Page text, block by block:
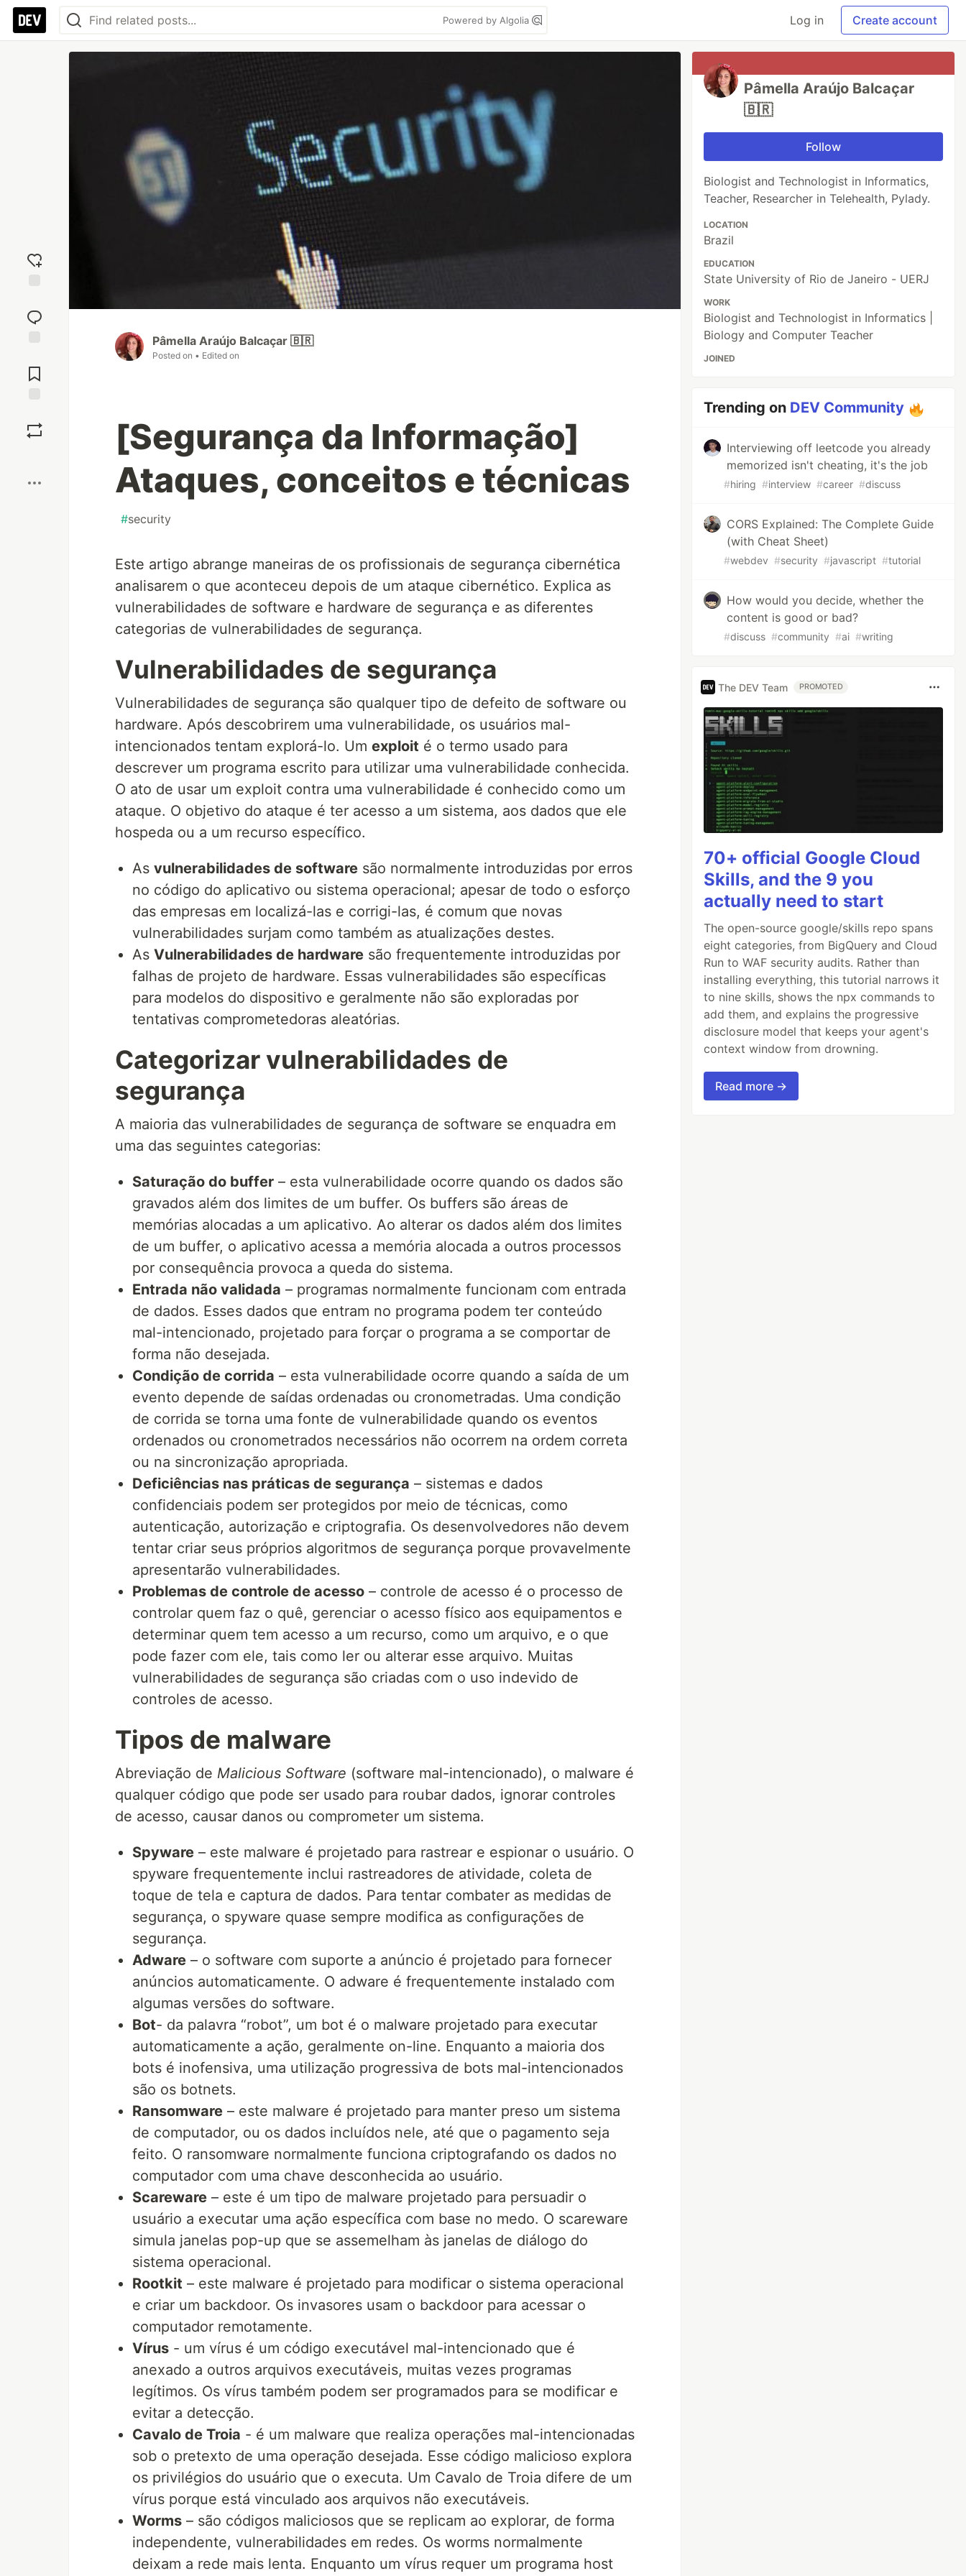
Powered by Algolia Log in Create account
reaction
Comments
Pâmella Araújo Balcaçar 🇧🇷
Posted on • Edited on
[Segurança da Informação]
Ataques, conceitos e técnicas
#security
Este artigo abrange maneiras de os profissionais de segurança cibernética
analisarem o que aconteceu depois de um ataque cibernético. Explica as
vulnerabilidades de software e hardware de segurança e as diferentes
categorias de vulnerabilidades de segurança.
Vulnerabilidades de segurança
Vulnerabilidades de segurança são qualquer tipo de defeito de software ou
hardware. Após descobrirem uma vulnerabilidade, os usuários mal-
intencionados tentam explorá-lo. Um exploit é o termo usado para
descrever um programa escrito para utilizar uma vulnerabilidade conhecida.
O ato de usar um exploit contra uma vulnerabilidade é conhecido como um
ataque. O objetivo do ataque é ter acesso a um sistema, aos dados que ele
hospeda ou a um recurso específico.
As vulnerabilidades de software são normalmente introduzidas por erros
no código do aplicativo ou sistema operacional; apesar de todo o esforço
das empresas em localizá-las e corrigi-las, é comum que novas
vulnerabilidades surjam como também as atualizações destes.
As Vulnerabilidades de hardware são frequentemente introduzidas por
falhas de projeto de hardware. Essas vulnerabilidades são específicas
para modelos do dispositivo e geralmente não são exploradas por
tentativas comprometedoras aleatórias.
Categorizar vulnerabilidades de
segurança
A maioria das vulnerabilidades de segurança de software se enquadra em
uma das seguintes categorias:
Saturação do buffer – esta vulnerabilidade ocorre quando os dados são
gravados além dos limites de um buffer. Os buffers são áreas de
memórias alocadas a um aplicativo. Ao alterar os dados além dos limites
de um buffer, o aplicativo acessa a memória alocada a outros processos
por consequência provoca a queda do sistema.
Entrada não validada – programas normalmente funcionam com entrada
de dados. Esses dados que entram no programa podem ter conteúdo
mal-intencionado, projetado para forçar o programa a se comportar de
forma não desejada.
Condição de corrida – esta vulnerabilidade ocorre quando a saída de um
evento depende de saídas ordenadas ou cronometradas. Uma condição
de corrida se torna uma fonte de vulnerabilidade quando os eventos
ordenados ou cronometrados necessários não ocorrem na ordem correta
ou na sincronização apropriada.
Deficiências nas práticas de segurança – sistemas e dados
confidenciais podem ser protegidos por meio de técnicas, como
autenticação, autorização e criptografia. Os desenvolvedores não devem
tentar criar seus próprios algoritmos de segurança porque provavelmente
apresentarão vulnerabilidades.
Problemas de controle de acesso – controle de acesso é o processo de
controlar quem faz o quê, gerenciar o acesso físico aos equipamentos e
determinar quem tem acesso a um recurso, como um arquivo, e o que
pode fazer com ele, tais como ler ou alterar esse arquivo. Muitas
vulnerabilidades de segurança são criadas com o uso indevido de
controles de acesso.
Tipos de malware
Abreviação de Malicious Software (software mal-intencionado), o malware é
qualquer código que pode ser usado para roubar dados, ignorar controles
de acesso, causar danos ou comprometer um sistema.
Spyware – este malware é projetado para rastrear e espionar o usuário. O
spyware frequentemente inclui rastreadores de atividade, coleta de
toque de tela e captura de dados. Para tentar combater as medidas de
segurança, o spyware quase sempre modifica as configurações de
segurança.
Adware – o software com suporte a anúncio é projetado para fornecer
anúncios automaticamente. O adware é frequentemente instalado com
algumas versões do software.
Bot- da palavra “robot”, um bot é o malware projetado para executar
automaticamente a ação, geralmente on-line. Enquanto a maioria dos
bots é inofensiva, uma utilização progressiva de bots mal-intencionados
são os botnets.
Ransomware – este malware é projetado para manter preso um sistema
de computador, ou os dados incluídos nele, até que o pagamento seja
feito. O ransomware normalmente funciona criptografando os dados no
computador com uma chave desconhecida ao usuário.
Scareware – este é um tipo de malware projetado para persuadir o
usuário a executar uma ação específica com base no medo. O scareware
simula janelas pop-up que se assemelham às janelas de diálogo do
sistema operacional.
Rootkit – este malware é projetado para modificar o sistema operacional
e criar um backdoor. Os invasores usam o backdoor para acessar o
computador remotamente.
Vírus - um vírus é um código executável mal-intencionado que é
anexado a outros arquivos executáveis, muitas vezes programas
legítimos. Os vírus também podem ser programados para se modificar e
evitar a detecção.
Cavalo de Troia - é um malware que realiza operações mal-intencionadas
sob o pretexto de uma operação desejada. Esse código malicioso explora
os privilégios do usuário que o executa. Um Cavalo de Troia difere de um
vírus porque está vinculado aos arquivos não executáveis.
Worms – são códigos maliciosos que se replicam ao explorar, de forma
independente, vulnerabilidades em redes. Os worms normalmente
deixam a rede mais lenta. Enquanto um vírus requer um programa host
Pâmella Araújo Balcaçar
🇧🇷
Follow
Biologist and Technologist in Informatics,
Teacher, Researcher in Telehealth, Pylady.
LOCATION
Brazil
EDUCATION
State University of Rio de Janeiro - UERJ
WORK
Biologist and Technologist in Informatics |
Biology and Computer Teacher
JOINED
Trending on DEV Community
Interviewing off leetcode you already
memorized isn't cheating, it's the job
#hiring #interview #career #discuss
CORS Explained: The Complete Guide
(with Cheat Sheet)
#webdev #security #javascript #tutorial
How would you decide, whether the
content is good or bad?
#discuss #community #ai #writing
The DEV Team PROMOTED
70+ official Google Cloud
Skills, and the 9 you
actually need to start
The open-source google/skills repo spans
eight categories, from BigQuery and Cloud
Run to WAF security audits. Rather than
installing everything, this tutorial narrows it
to nine skills, shows the npx commands to
add them, and explains the progressive
disclosure model that keeps your agent's
context window from drowning.
Read more →